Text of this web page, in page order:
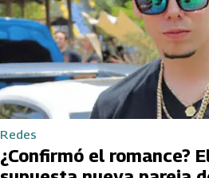
Redes
¿Confirmó el romance?